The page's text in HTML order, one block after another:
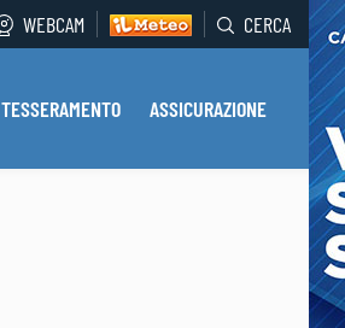
WEBCAM CERCA
TESSERAMENTO ASSICURAZIONE